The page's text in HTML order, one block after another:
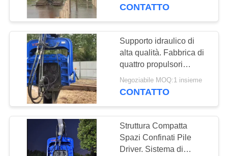
GIRO
DELLA
FABBRICA
CONTROLLO
QUALITÀ
CONTATTICI
Martello elettrico
vibratore
frequenza e energia ad
escavatore 20-30T
CONTATTO
Supporto idraulico di
alta qualità. Fabbrica di
quattro propulsori
eccentrici e alta energia
di impatto per colpo.
Negoziabile MOQ:1 insieme
CONTATTO
Struttura Compatta
Spazi Confinati Pile
Driver. Sistema di